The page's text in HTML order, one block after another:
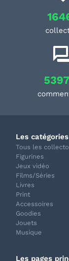
Les
Tous les
Figurines
Jeux vidéo
Films/Séries
Livres
Print
Accessoires
Goodies
Jouets
Musique
Les pages